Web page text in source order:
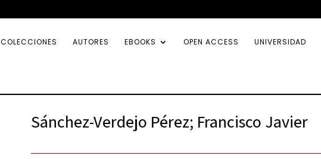
COLECCIONES AUTORES EBOOKS OPEN ACCESS UNIVERSIDAD
Sánchez-Verdejo Pérez; Francisco Javier